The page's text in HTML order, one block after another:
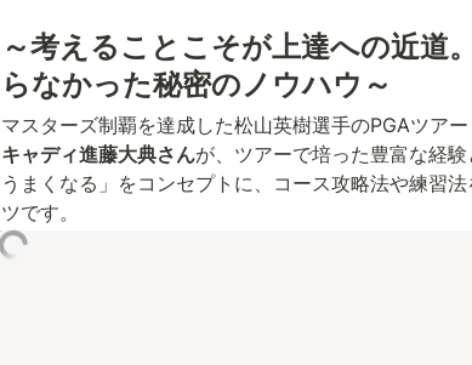
～考えることこそが上達への近道
らなかった秘密のノウハウ～
マスターズ制覇を達成した松山英樹選手のPGAツア
キャディ進藤大典さんが、ツアーで培った豊富な経
うまくなる」をコンセプトに、コース攻略法や練習